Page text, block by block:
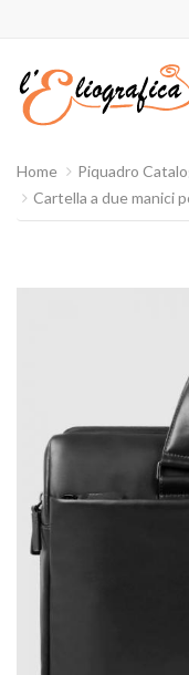
Home Piquadro
Cartella a due manici